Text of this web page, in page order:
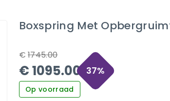
Boxspring Met
€ 1745.00
€1095.00 37%
Op voorraad